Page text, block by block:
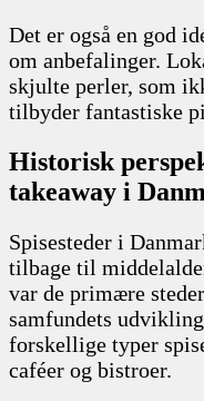
Det er også en god
om anbefalinger.
skjulte perler, som
tilbyder fantastiske
Historisk
takeaway i
Spisesteder i
tilbage til
var de primære
samfundets
forskellige typer
caféer og bistroer.